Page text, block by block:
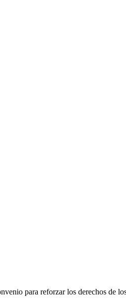
para reforzar los derechos de